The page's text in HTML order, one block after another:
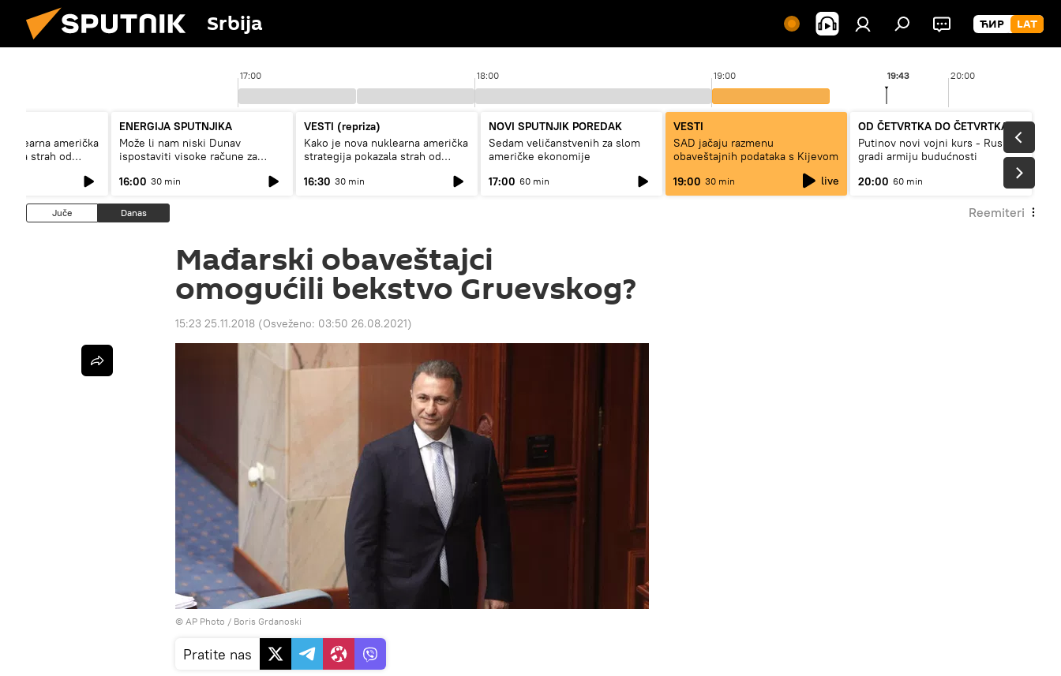
Srbija
17:00 18:00 19:00 20:00
19:43
američka
strah od
ENERGIJA SPUTNJIKA
Može li nam niski Dunav
ispostaviti visoke račune za
16:00 30 min
VESTI (repriza)
Kako je nova nuklearna američka
strategija pokazala strah od
16:30 30 min
NOVI SPUTNJIK POREDAK
Sedam veličanstvenih za slom
američke ekonomije
17:00 60 min
VESTI
SAD jačaju razmenu
obaveštajnih podataka s Kijevom
19:00 30 min live
OD ČETVRTKA DO ČETVRTKA
Putinov novi vojni kurs - Rusija
gradi armiju budućnosti
20:00 60 min
Juče Danas Reemiteri
Mađarski obaveštajci
omogućili bekstvo Gruevskog?
15:23 25.11.2018 (Osveženo: 03:50 26.08.2021)
© AP Photo / Boris Grdanoski
Pratite nas